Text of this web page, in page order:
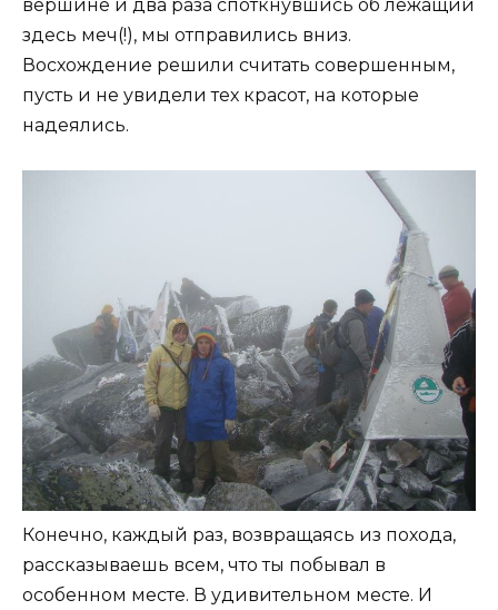
вершине и два раза споткнувшись об лежащий
здесь меч(!), мы отправились вниз.
Восхождение решили считать совершенным,
пусть и не увидели тех красот, на которые
надеялись.
Конечно, каждый раз, возвращаясь из похода,
рассказываешь всем, что ты побывал в
особенном месте. В удивительном месте. И